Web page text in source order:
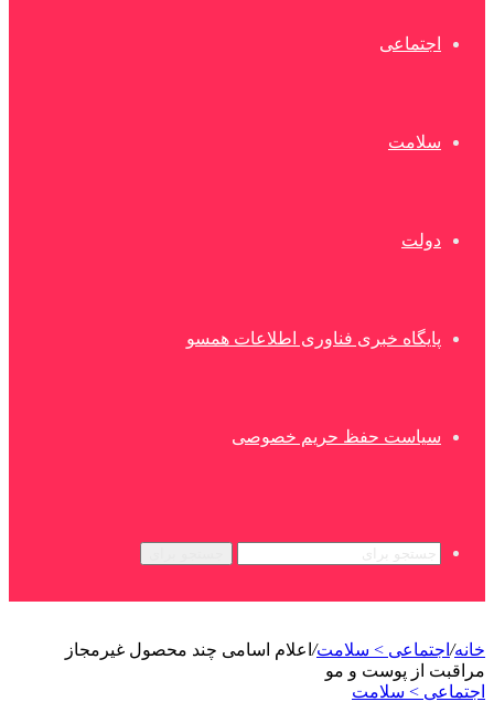
اجتماعی
سلامت
دولت
پایگاه خبری فناوری اطلاعات همسو
سیاست حفظ حریم خصوصی
خانه/ اجتماعی > سلامت/ اعلام اسامی چند محصول غیرمجاز
مراقبت از پوست و مو
اجتماعی > سلامت